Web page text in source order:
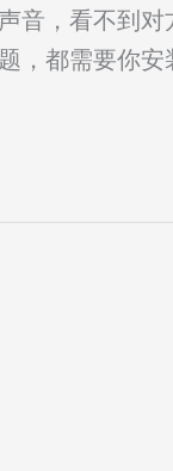
音，看不到
，都需要你